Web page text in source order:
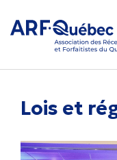
Lois et